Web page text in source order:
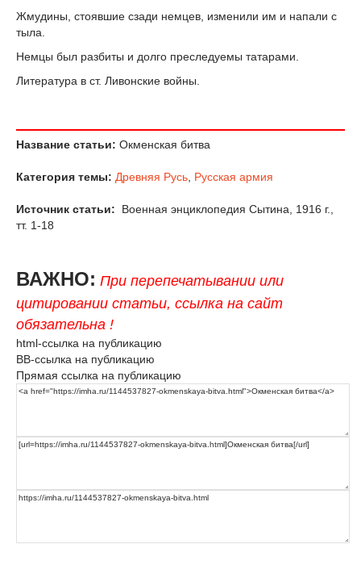
Жмудины, стоявшие сзади немцев, изменили им и напали с
тыла.
Немцы был разбиты и долго преследуемы татарами.
Литература в ст. Ливонские войны.
Название статьи: Окменская битва
Категория темы: Древняя Русь Русская армия
Источник статьи:
Военная энциклопедия Сытина, 1916 г.,
тт. 1-18
ВАЖНО: При перепечатывании или
цитировании статьи, ссылка на сайт
обязательна !
html-ссылка на публикацию
BB-ссылка на публикацию
Прямая ссылка на публикацию